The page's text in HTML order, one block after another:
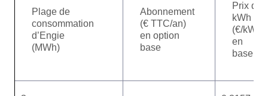
Plage de
consommation
d’Engie
(MWh)
Abonnement
(€ TTC/an)
en option
base
Prix du
kWh
(€/kWh)
en
base